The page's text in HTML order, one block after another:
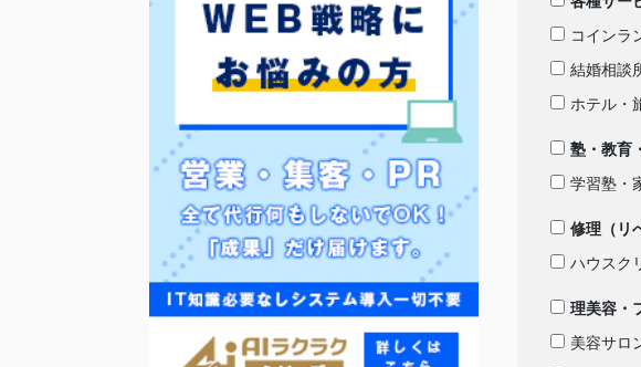
コインラ
結婚相談
ホテル・
塾・教育
学習塾・
修理（リ
ハウスク
理美容・
美容サロ